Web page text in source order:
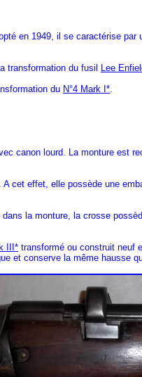
en 1949, il se caractérise
transformation du fusil Lee
du N°4 Mark I*.
canon lourd. La monture est
cet effet, elle possède une
la monture, la crosse
III* transformé ou construit neuf
et conserve la même hausse